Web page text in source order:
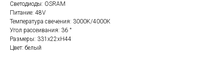
Светодиоды: OSRAM
Питание: 48V
Температура свечения: 3000K/4000К
Угол рассеивания: 36 °
Размеры: 331х22хH44
Цвет: белый